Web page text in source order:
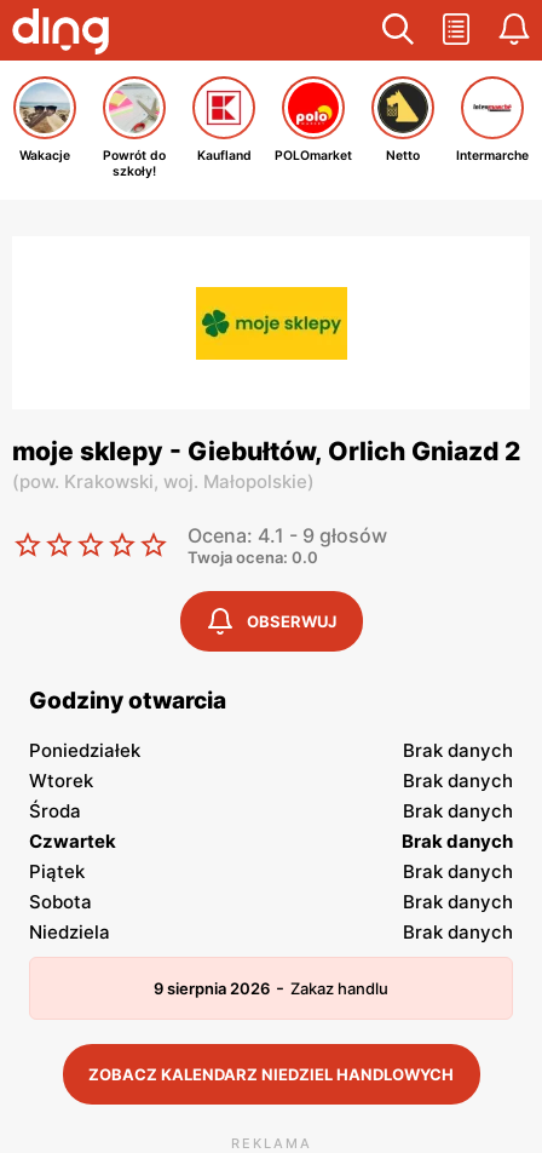
Wakacje
Powrót do
szkoły!
Kaufland POLOmarket Netto Intermarche
moje sklepy - Giebułtów, Orlich Gniazd 2
(pow. Krakowski, woj. Małopolskie)
Ocena: 4.1 - 9 głosów
Twoja ocena: 0.0
OBSERWUJ
Godziny otwarcia
Poniedziałek
Brak danych
Wtorek
Brak danych
Środa
Brak danych
Czwartek
Brak danych
Piątek
Brak danych
Sobota
Brak danych
Niedziela
Brak danych
9 sierpnia 2026 - Zakaz handlu
ZOBACZ KALENDARZ NIEDZIEL HANDLOWYCH
REKLAMA